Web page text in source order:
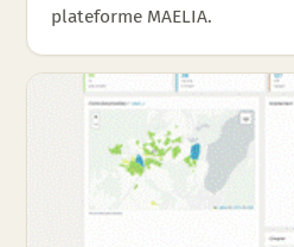
plateforme MAELIA.